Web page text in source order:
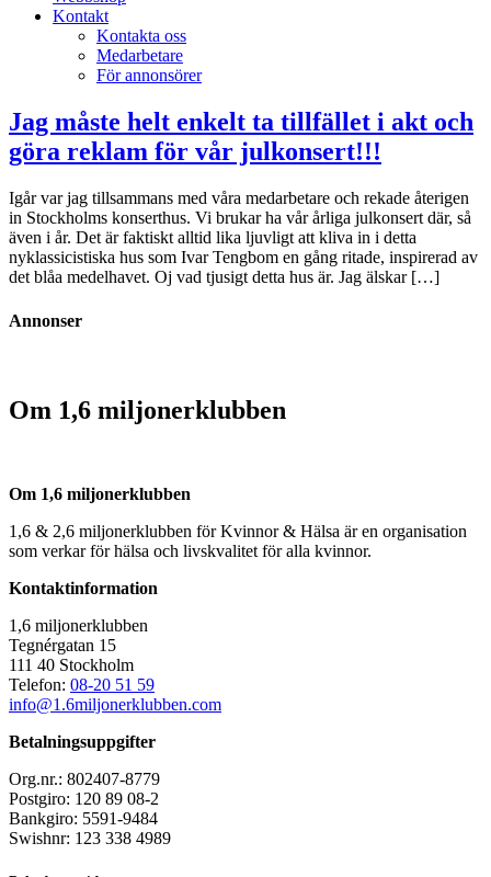
Kontakt
Kontakta oss
Medarbetare
För annonsörer
Jag måste helt enkelt ta tillfället i akt och
göra reklam för vår julkonsert!!!
Igår var jag tillsammans med våra medarbetare och rekade återigen
in Stockholms konserthus. Vi brukar ha vår årliga julkonsert där, så
även i år. Det är faktiskt alltid lika ljuvligt att kliva in i detta
nyklassicistiska hus som Ivar Tengbom en gång ritade, inspirerad av
det blåa medelhavet. Oj vad tjusigt detta hus är. Jag älskar […]
Annonser
Om 1,6 miljonerklubben
Om 1,6 miljonerklubben
1,6 & 2,6 miljonerklubben för Kvinnor & Hälsa är en organisation
som verkar för hälsa och livskvalitet för alla kvinnor.
Kontaktinformation
1,6 miljonerklubben
Tegnérgatan 15
111 40 Stockholm
Telefon: 08-20 51 59
info@1.6miljonerklubben.com
Betalningsuppgifter
Org.nr.: 802407-8779
Postgiro: 120 89 08-2
Bankgiro: 5591-9484
Swishnr: 123 338 4989